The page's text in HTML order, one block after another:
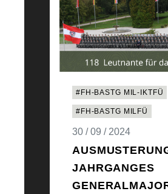
#FH-BASTG MIL-IKTFÜ
#FH-BASTG MILFÜ
30 / 09 / 2024
JAHRGANGES